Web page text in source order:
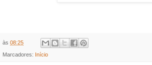
às 08:25
Marcadores: Início